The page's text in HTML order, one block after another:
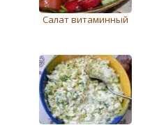
Cалат витаминный